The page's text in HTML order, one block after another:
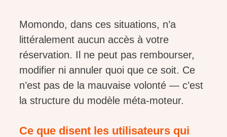
Momondo, dans ces situations, n’a
littéralement aucun accès à votre
réservation. Il ne peut pas rembourser,
modifier ni annuler quoi que ce soit. Ce
n’est pas de la mauvaise volonté — c’est
la structure du modèle méta-moteur.
Ce que disent les utilisateurs qui